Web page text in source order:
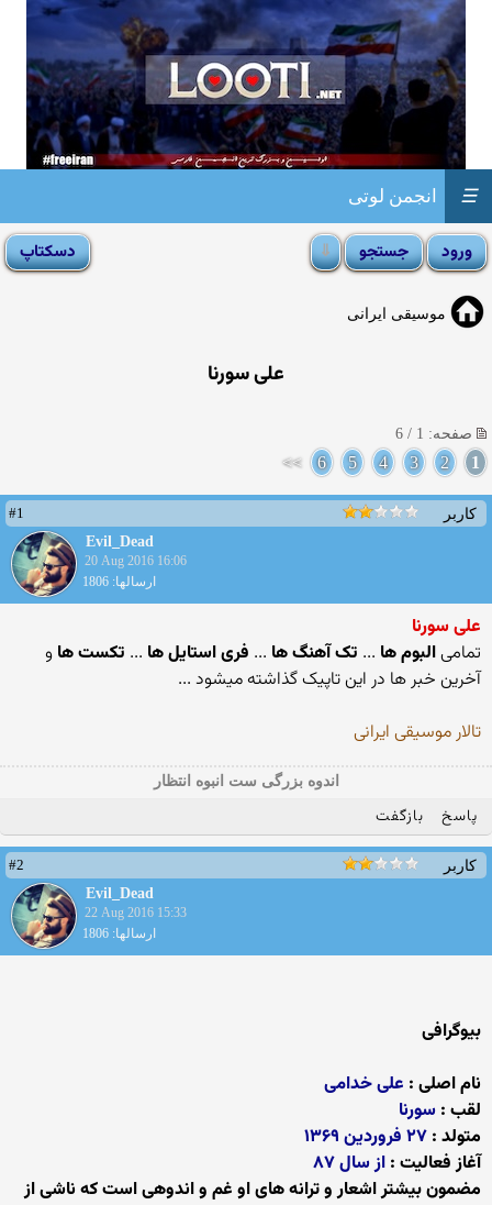
انجمن لوتی ☰
موسیقی ایرانی
علی سورنا
صفحه: 1 / 6
1
2
3
4
5
6
>>
کاربر
#1
Evil_Dead
20 Aug 2016 16:06
ارسالها: 1806
علی سورنا
تمامیالبوم ها ... تک آهنگ ها ... فری استایل ها ... تکست ها و
آخرین خبر ها در این تاپیک گذاشته میشود ...
تالار موسیقی ایرانی
اندوه بزرگی ست انبوه انتظار
پاسخ بازگفت
کاربر
#2
Evil_Dead
22 Aug 2016 15:33
ارسالها: 1806
بیوگرافی
نام اصلی :‌ علی خدامی
لقب : سورنا
متولد :‌ ۲۷ فروردین ۱۳۶۹
آغاز فعالیت :‌ از سال ۸۷
مضمون بیشتر اشعار و ترانه های او غم و اندوهی است که ناشی از